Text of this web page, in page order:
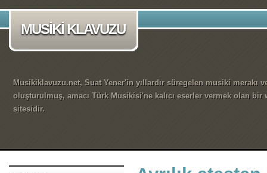
MUSİKİ KLAVUZU
Musikiklavuzu.net, Suat Yener'in yıllardır süregelen musiki merakı
oluşturulmuş, amacı Türk Musikisi'ne kalıcı eserler vermek olan bir
sitesidir.